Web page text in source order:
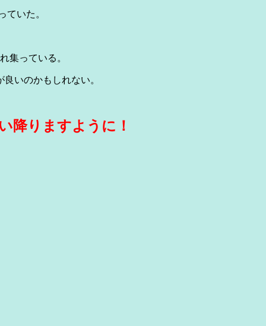
ていた。
集っている。
いのかもしれない。
降りますように！